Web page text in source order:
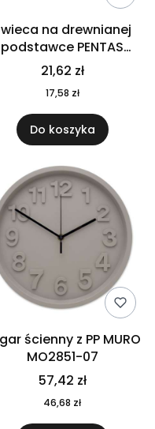
na drewnianej
podstawce PENTAS
MO6282-40
21,62 zł
17,58 zł
Do koszyka
ścienny z PP MURO
MO2851-07
57,42 zł
46,68 zł